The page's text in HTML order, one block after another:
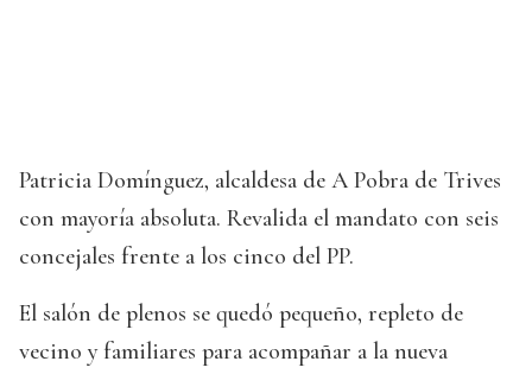
Patricia Domínguez, alcaldesa de A Pobra de Trives
con mayoría absoluta. Revalida el mandato con seis
concejales frente a los cinco del PP.
El salón de plenos se quedó pequeño, repleto de
vecino y familiares para acompañar a la nueva